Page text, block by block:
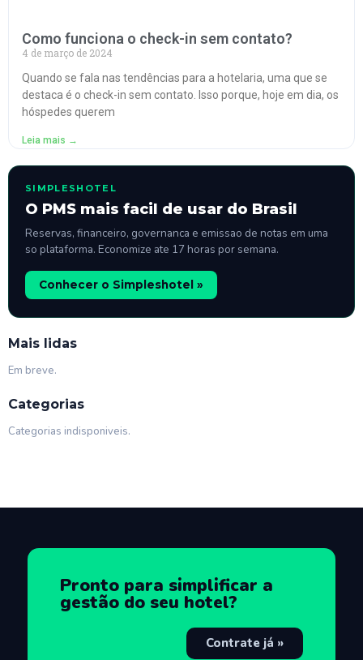
Como funciona o check-in sem contato?
4 de março de 2024
Quando se fala nas tendências para a hotelaria, uma que se
destaca é o check-in sem contato. Isso porque, hoje em dia, os
hóspedes querem
Leia mais →
SIMPLESHOTEL
O PMS mais facil de usar do Brasil
Reservas, financeiro, governanca e emissao de notas em uma
so plataforma. Economize ate 17 horas por semana.
Conhecer o Simpleshotel »
Mais lidas
Em breve.
Categorias
Categorias indisponiveis.
Pronto para simplificar a
gestão do seu hotel?
Contrate já »